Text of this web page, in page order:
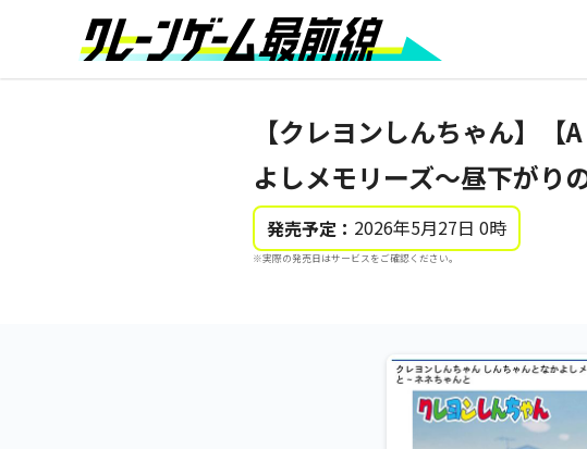
【クレヨンしんちゃん】
よしメモリーズ～昼下がり
発売予定： 2026年5月27日 0時
※実際の発売日はサービスをご確認ください。